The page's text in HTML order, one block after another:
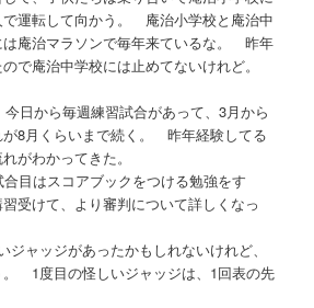
運転して向かう。 庵治小学校と庵治中
は庵治マラソンで毎年来ているな。 昨年
で庵治中学校には止めてないけれど。
日から毎週練習試合があって、3月から
8月くらいまで続く。 昨年経験してる
がわかってきた。
目はスコアブックをつける勉強をす
受けて、より審判について詳しくなっ
ジャッジがあったかもしれないけれど、
。 1度目の怪しいジャッジは、1回表の先